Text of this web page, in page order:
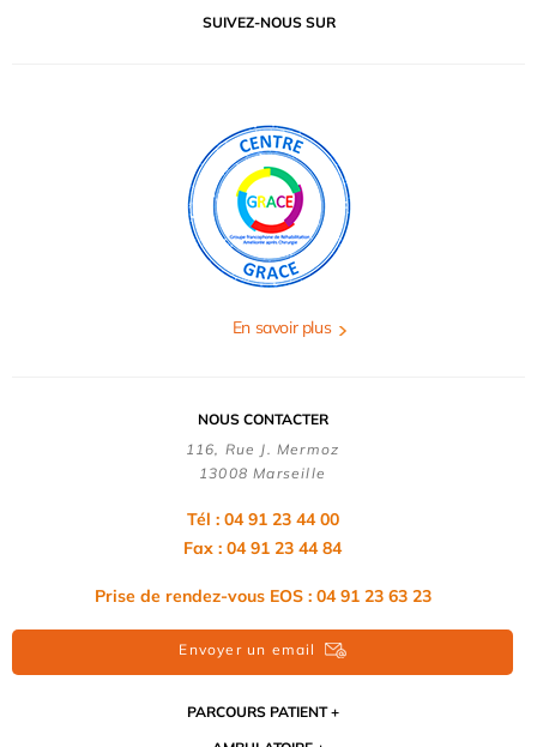
SUIVEZ-NOUS SUR
En savoir plus
NOUS CONTACTER
116, Rue J. Mermoz
13008 Marseille
Tél : 04 91 23 44 00
Fax : 04 91 23 44 84
Prise de rendez-vous EOS : 04 91 23 63 23
Envoyer un email
PARCOURS PATIENT